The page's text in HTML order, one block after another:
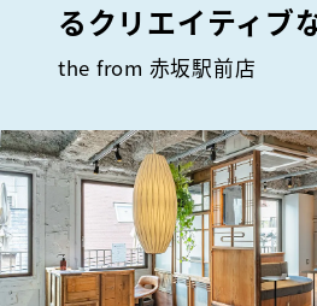
るクリエイティブ
the from 赤坂駅前店